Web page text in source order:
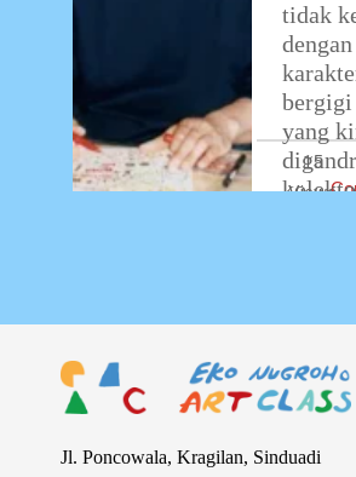
tidak
bergigi
yang
…
15
Jl. Poncowala, Kragilan, Sinduadi